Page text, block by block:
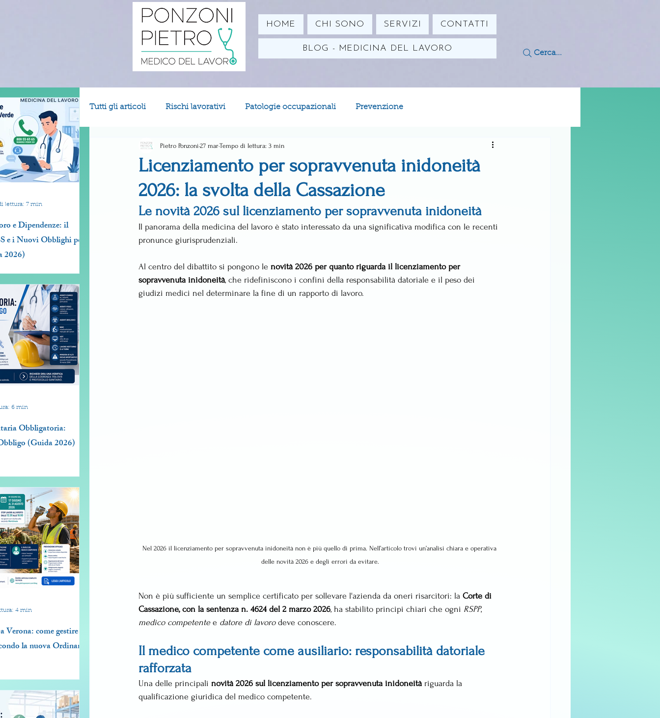
HOME CHI SONO SERVIZI CONTATTI
BLOG - MEDICINA DEL LAVORO Cerca...
Tutti gli articoli Rischi lavorativi Patologie occupazionali Prevenzione
Licenziamento per sopravvenuta inidoneità
2026: la svolta della Cassazione
Pietro Ponzoni 27 marTempo di lettura: 3 min
Le novità 2026 sul licenziamento per sopravvenuta inidoneità
Il panorama della medicina del lavoro è stato interessato da una significativa modifica con le recenti
pronunce giurisprudenziali.
Al centro del dibattito si pongono le novità 2026 per quanto riguarda il licenziamento per
sopravvenuta inidoneità, che ridefiniscono i confini della responsabilità datoriale e il peso dei
giudizi medici nel determinare la fine di un rapporto di lavoro.
Nel 2026 il licenziamento per sopravvenuta inidoneità non è più quello di prima. Nell’articolo trovi un’analisi chiara e operativa
delle novità 2026 e degli errori da evitare.
Non è più sufficiente un semplice certificato per sollevare l'azienda da oneri risarcitori: la Corte di
Cassazione, con la sentenza n. 4624 del 2 marzo 2026, ha stabilito principi chiari che ogni RSPP,
medico competente e datore di lavoro deve conoscere.
Il medico competente come ausiliario: responsabilità datoriale
rafforzata
Una delle principali novità 2026 sul licenziamento per sopravvenuta inidoneità riguarda la
qualificazione giuridica del medico competente.
e Dipendenze: il
e i Nuovi Obblighi per
2026)
lettura: 7 min
Obbligatoria:
(Guida 2026)
6 min
come gestire lo
la nuova Ordinanza
4 min